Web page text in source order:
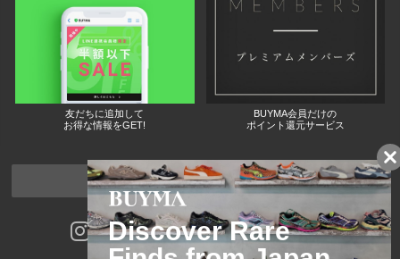
友だちに追加して
お得な情報をGET!
BUYMA会員だけの
ポイント還元サービス
ページトップへ